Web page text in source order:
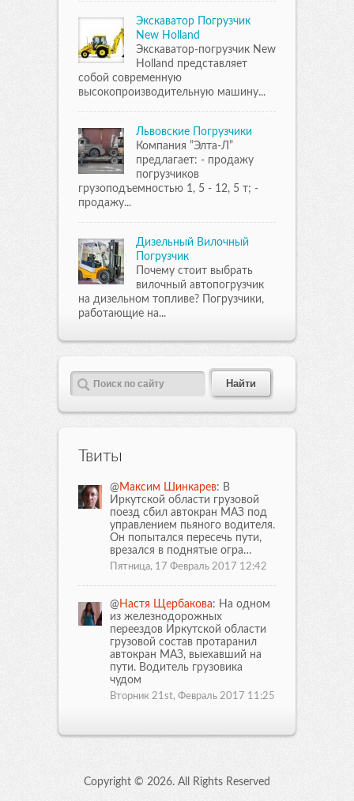
Экскаватор Погрузчик
New Holland
Экскаватор-погрузчик New
Holland представляет
собой современную
высокопроизводительную машину...
Львовские Погрузчики
Компания ”Элта-Л”
предлагает: - продажу
погрузчиков
грузоподъемностью 1, 5 - 12, 5 т; -
продажу...
Дизельный Вилочный
Погрузчик
Почему стоит выбрать
вилочный автопогрузчик
на дизельном топливе? Погрузчики,
работающие на...
Твиты
@ Максим Шинкарев: В
Иркутской области грузовой
поезд сбил автокран МАЗ под
управлением пьяного водителя.
Он попытался пересечь пути,
врезался в поднятые огра…
Пятница, 17 Февраль 2017 12:42
@ Настя Щербакова: На одном
из железнодорожных
переездов Иркутской области
грузовой состав протаранил
автокран МАЗ, выехавший на
пути. Водитель грузовика
чудом
Вторник 21st, Февраль 2017 11:25
Copyright © 2026. All Rights Reserved